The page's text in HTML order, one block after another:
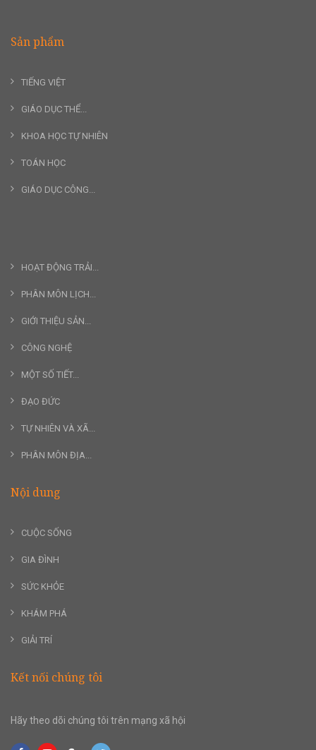
Sản phẩm
TIẾNG VIỆT
GIÁO DỤC THỂ...
KHOA HỌC TỰ NHIÊN
TOÁN HỌC
GIÁO DỤC CÔNG...
HOẠT ĐỘNG TRẢI...
PHÂN MÔN LỊCH...
GIỚI THIỆU SẢN...
CÔNG NGHỆ
MỘT SỐ TIẾT...
ĐẠO ĐỨC
TỰ NHIÊN VÀ XÃ...
PHÂN MÔN ĐỊA...
Nội dung
CUỘC SỐNG
GIA ĐÌNH
SỨC KHỎE
KHÁM PHÁ
GIẢI TRÍ
Kết nối chúng tôi
Hãy theo dõi chúng tôi trên mạng xã hội